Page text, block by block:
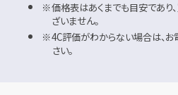
価格表はあくまでも目安であり
ざいません。
4C評価がわからない場合は、
さい。